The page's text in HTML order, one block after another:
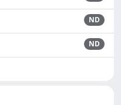
ND
ND